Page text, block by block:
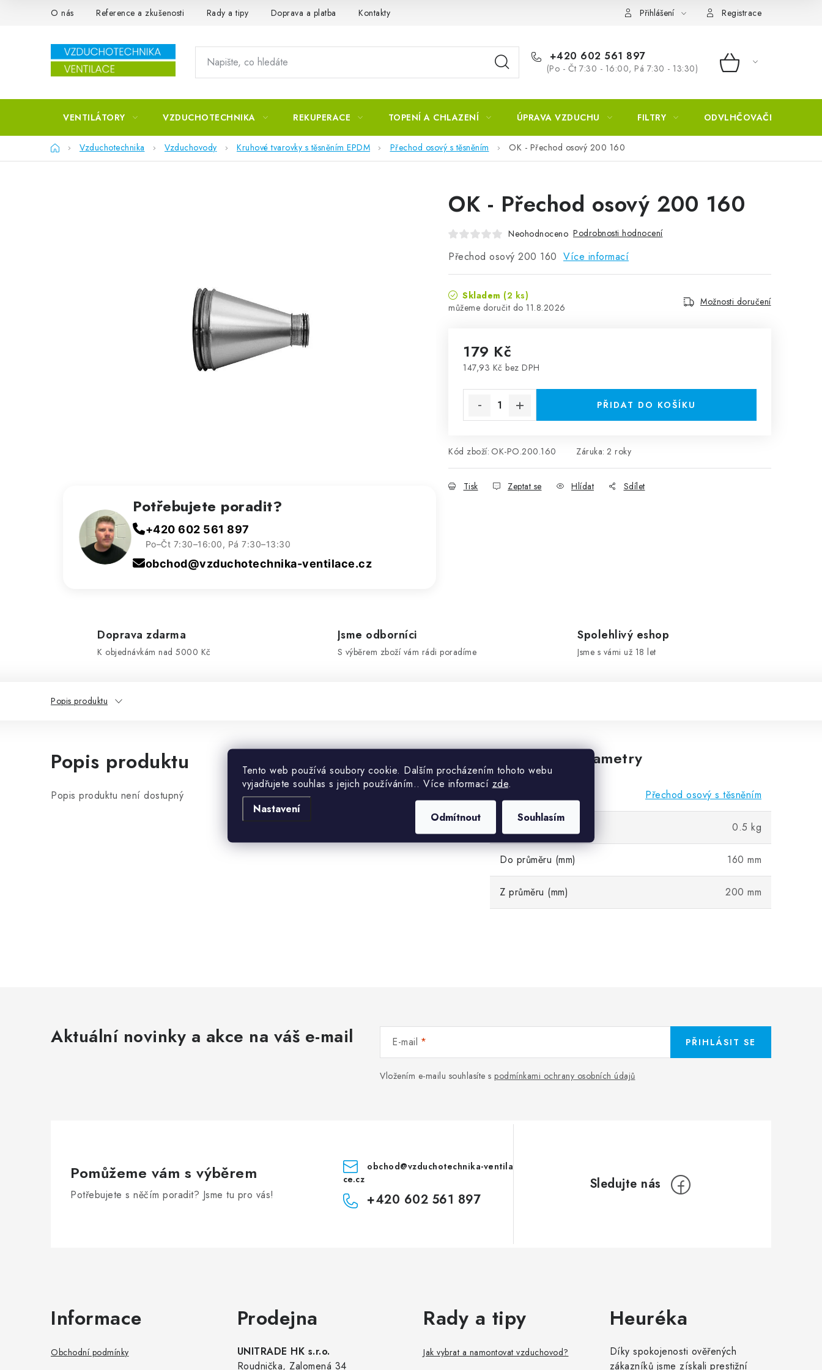
Tento web používá soubory cookie. Dalším procházením tohoto webu
vyjadřujete souhlas s jejich používáním.. Více informací zde.
Nastavení
Odmítnout Souhlasím
Přejít na obsahO nás Reference a zkušenosti Rady a tipy Doprava a platba Kontakty Přihlášení Registrace
+420 602 561 897
(Po - Čt 7:30 - 16:00, Pá 7:30 - 13:30) NÁKUPNÍ
VENTILÁTORY VZDUCHOTECHNIKA REKUPERACE TOPENÍ A CHLAZENÍ ÚPRAVA VZDUCHU FILTRY ODVLHČOVAČE
DomůVzduchotechnika Vzduchovody Kruhové tvarovky s těsněním EPDM Přechod osový s těsněním OK - Přechod osový 200 160
OK - Přechod osový 200 160
Neohodnoceno Podrobnosti hodnocení
Přechod osový 200 160 Více informací
Skladem (2 ks)
11.8.2026
Možnosti doručení
179 Kč
147,93 Kč bez DPH
PŘIDAT DO KOŠÍKU
Kód zboží: OK-PO.200.160 Záruka: 2 roky
Tisk Zeptat se Hlídat Sdílet
Potřebujete poradit?
+420 602 561 897
Po–Čt 7:30–16:00, Pá 7:30–13:30
obchod@vzduchotechnika-ventilace.cz
Doprava zdarma
K objednávkám nad 5000 Kč
Jsme odborníci
S výběrem zboží vám rádi poradíme
Spolehlivý eshop
Jsme s vámi už 18 let
Popis produktu
Popis produktu
Popis produktu není dostupný
Doplňkové parametry
Přechod osový s těsněním
0.5 kg
Do průměru (mm) 160 mm
Z průměru (mm) 200 mm
Aktuální novinky a akce na váš e-mail E-mail
Vložením e-mailu souhlasíte s podmínkami ochrany osobních údajů
PŘIHLÁSIT SE
Pomůžeme vám s výběrem
Potřebujete s něčím poradit? Jsme tu pro vás!
obchod@vzduchotechnika-ventila
ce.cz
+420 602 561 897
Informace
Obchodní podmínky
Prodejna
UNITRADE HK s.r.o.
Roudnička, Zalomená 34
Rady a tipy
Jak vybrat a namontovat vzduchovod?
Heuréka
Díky spokojenosti ověřených
zákazníků jsme získali prestižní